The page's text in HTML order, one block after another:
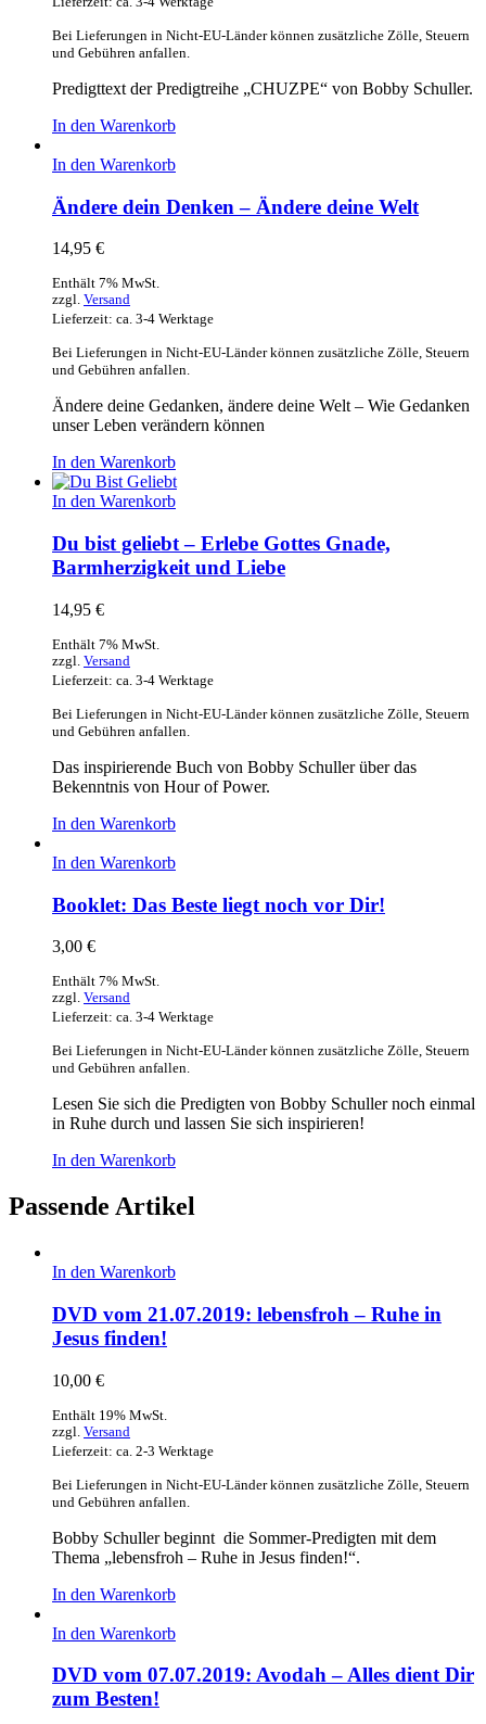
Bei Lieferungen in Nicht-EU-Länder können zusätzliche Zölle, Steuern
und Gebühren anfallen.
Predigttext der Predigtreihe „CHUZPE“ von Bobby Schuller.
In den Warenkorb
In den Warenkorb
Ändere dein Denken – Ändere deine Welt
14,95 €
Enthält 7% MwSt.
zzgl. Versand
Lieferzeit: ca. 3-4 Werktage
Bei Lieferungen in Nicht-EU-Länder können zusätzliche Zölle, Steuern
und Gebühren anfallen.
Ändere deine Gedanken, ändere deine Welt – Wie Gedanken
unser Leben verändern können
In den Warenkorb
In den Warenkorb
Du bist geliebt – Erlebe Gottes Gnade,
Barmherzigkeit und Liebe
14,95 €
Enthält 7% MwSt.
zzgl. Versand
Lieferzeit: ca. 3-4 Werktage
Bei Lieferungen in Nicht-EU-Länder können zusätzliche Zölle, Steuern
und Gebühren anfallen.
Das inspirierende Buch von Bobby Schuller über das
Bekenntnis von Hour of Power.
In den Warenkorb
In den Warenkorb
Booklet: Das Beste liegt noch vor Dir!
3,00 €
Enthält 7% MwSt.
zzgl. Versand
Lieferzeit: ca. 3-4 Werktage
Bei Lieferungen in Nicht-EU-Länder können zusätzliche Zölle, Steuern
und Gebühren anfallen.
Lesen Sie sich die Predigten von Bobby Schuller noch einmal
in Ruhe durch und lassen Sie sich inspirieren!
In den Warenkorb
Passende Artikel
In den Warenkorb
DVD vom 21.07.2019: lebensfroh – Ruhe in
Jesus finden!
10,00 €
Enthält 19% MwSt.
zzgl. Versand
Lieferzeit: ca. 2-3 Werktage
Bei Lieferungen in Nicht-EU-Länder können zusätzliche Zölle, Steuern
und Gebühren anfallen.
Bobby Schuller beginnt die Sommer-Predigten mit dem
Thema „lebensfroh – Ruhe in Jesus finden!“.
In den Warenkorb
In den Warenkorb
DVD vom 07.07.2019: Avodah – Alles dient Dir
zum Besten!